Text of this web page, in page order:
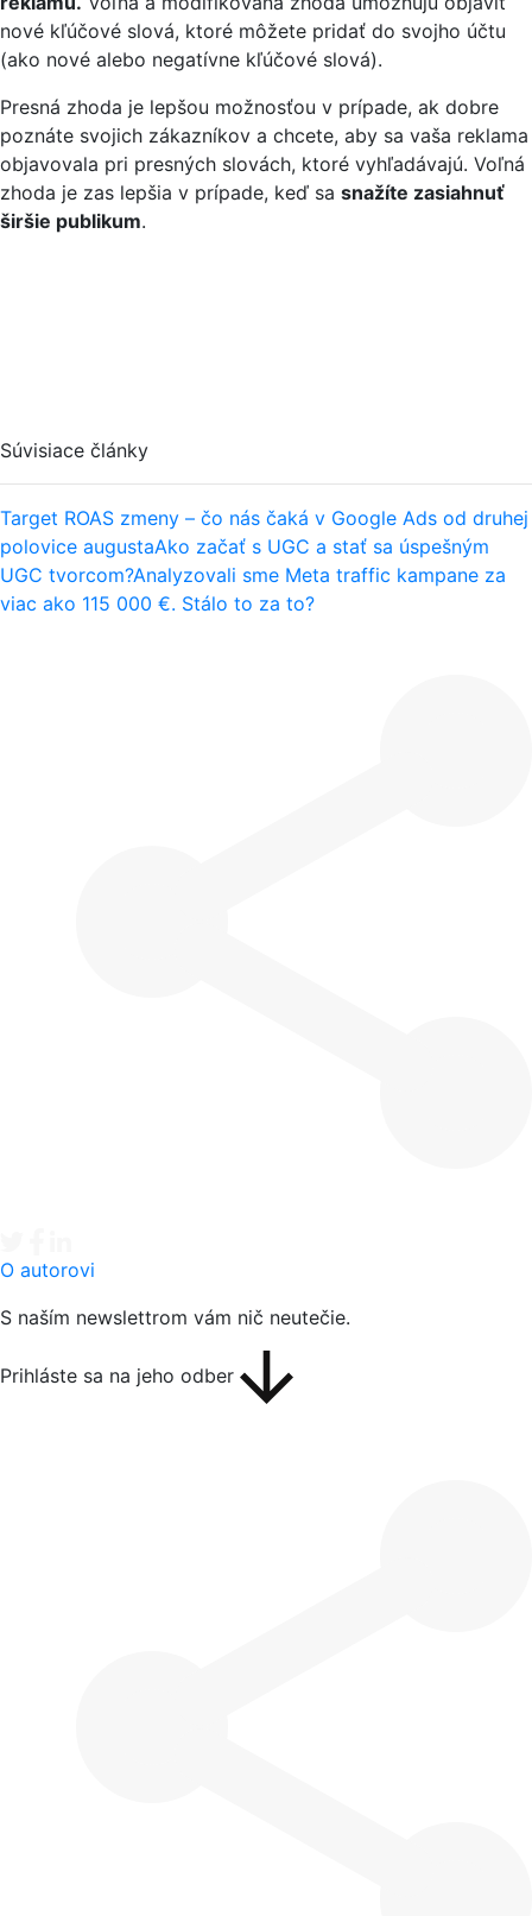
nové kľúčové slová, ktoré môžete pridať do svojho účtu
(ako nové alebo negatívne kľúčové slová).
Presná zhoda je lepšou možnosťou v prípade, ak dobre
poznáte svojich zákazníkov a chcete, aby sa vaša reklama
objavovala pri presných slovách, ktoré vyhľadávajú. Voľná
zhoda je zas lepšia v prípade, keď sa snažíte zasiahnuť
širšie publikum.
Súvisiace články
Target ROAS zmeny – čo nás čaká v Google Ads od druhej
polovice augustaAko začať s UGC a stať sa úspešným
UGC tvorcom?Analyzovali sme Meta traffic kampane za
viac ako 115 000 €. Stálo to za to?
O autorovi
S naším newslettrom vám nič neutečie.
Prihláste sa na jeho odber